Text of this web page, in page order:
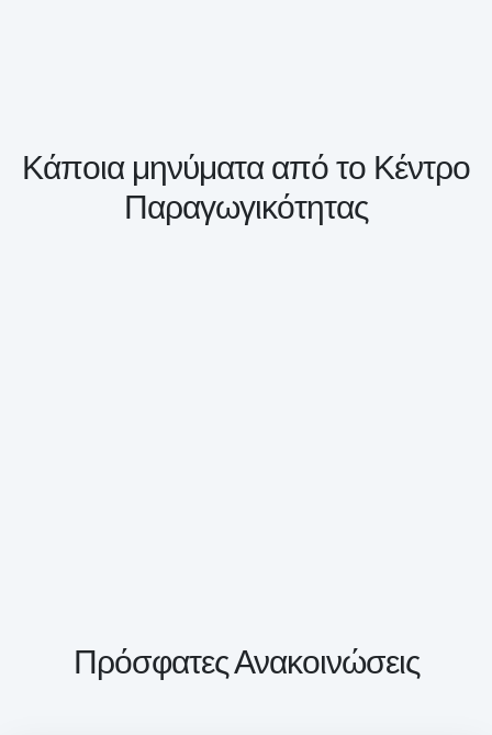
Κάποια μηνύματα από το Κέντρο
Παραγωγικότητας
Πρόσφατες Ανακοινώσεις